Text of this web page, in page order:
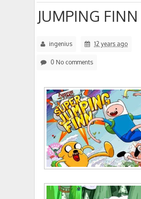
JUMPING FINN
ingenius 12 years ago
0 No comments